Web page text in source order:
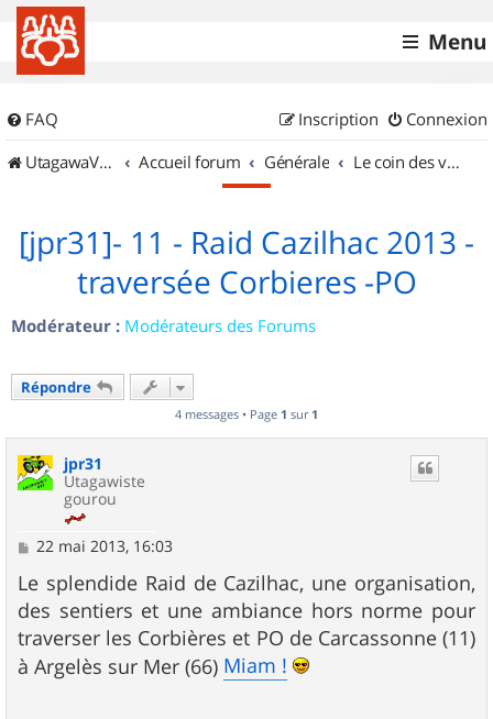
Menu
FAQ Connexion
Inscription
UtagawaVTT (Randos VTT et VTTAE avec traces GPS)
Accueil forum Générale Le coin des vidéastes
[jpr31]- 11 - Raid Cazilhac 2013 -
traversée Corbieres -PO
Modérateur : Modérateurs des Forums
Répondre
4 messages • Page 1 sur 1
jpr31
Utagawiste
gourou
M
s
s
a
g
e
22 mai 2013, 16:03
Le splendide Raid de Cazilhac, une organisation,
des sentiers et une ambiance hors norme pour
traverser les Corbières et PO de Carcassonne (11)
à Argelès sur Mer (66) Miam !